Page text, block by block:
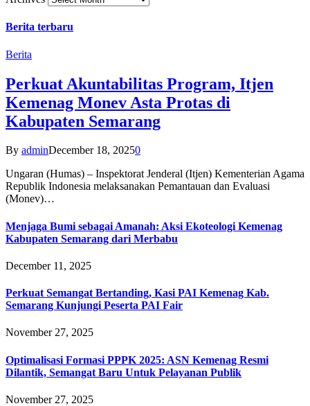
Berita terbaru
Berita
Perkuat Akuntabilitas Program, Itjen
Kemenag Monev Asta Protas di
Kabupaten Semarang
By adminDecember 18, 20250
Ungaran (Humas) – Inspektorat Jenderal (Itjen) Kementerian Agama
Republik Indonesia melaksanakan Pemantauan dan Evaluasi
(Monev)…
Menjaga Bumi sebagai Amanah: Aksi Ekoteologi Kemenag
Kabupaten Semarang dari Merbabu
December 11, 2025
Perkuat Semangat Bertanding, Kasi PAI Kemenag Kab.
Semarang Kunjungi Peserta PAI Fair
November 27, 2025
Optimalisasi Formasi PPPK 2025: ASN Kemenag Resmi
Dilantik, Semangat Baru Untuk Pelayanan Publik
November 27, 2025